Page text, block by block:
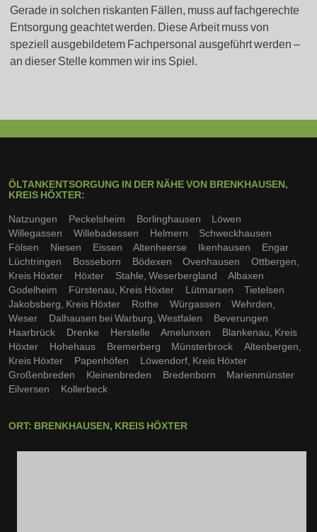
Gerade in solchen riskanten Fällen, muss auf fachgerechte
Entsorgung geachtet werden. Diese Arbeit muss von
speziell ausgebildetem Fachpersonal ausgeführt werden –
an dieser Stelle kommen wir ins Spiel.
ÖLTANKENTSORGUNG IN DER NÄHE VON BRENKHAUSEN,
KREIS HÖXTER:
Natzungen
Peckelsheim Borlinghausen
Löwen
Willegassen
Willebadessen Helmern
Schweckhausen
Fölsen
Niesen Eissen Altenheerse Ikenhausen
Engar
Lüchtringen
Bosseborn Bödexen Ovenhausen
Ottbergen,
Kreis Höxter
Höxter Stahle, Weserbergland
Albaxen
Godelheim
Fürstenau, Kreis Höxter Lütmarsen
Tietelsen
Jakobsberg, Kreis Höxter
Rothe Würgassen
Wehrden,
Weser
Dalhausen bei Warburg, Westfalen
Beverungen
Haarbrück
Drenke Herstelle Amelunxen
Blankenau, Kreis
Höxter
Hohehaus Bremerberg Münsterbrock
Altenbergen,
Kreis Höxter
Papenhöfen
Löwendorf, Kreis Höxter
Großenbreden
Kleinenbreden Bredenborn
Marienmünster
Eilversen
Kollerbeck
ORT: BRENKHAUSEN, KREIS HÖXTER